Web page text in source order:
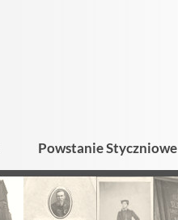
Powstanie Styczniowe